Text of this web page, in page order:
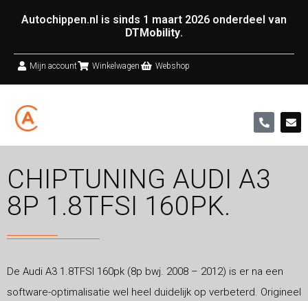
Autochippen.nl is sinds 1 maart 2026 onderdeel van
DTMobility.
Mijn account Winkelwagen Webshop
CHIPTUNING AUDI A3
8P 1.8TFSI 160PK.
De Audi A3 1.8TFSI 160pk (8p bwj. 2008 – 2012) is er na een
software-optimalisatie wel heel duidelijk op verbeterd. Origineel